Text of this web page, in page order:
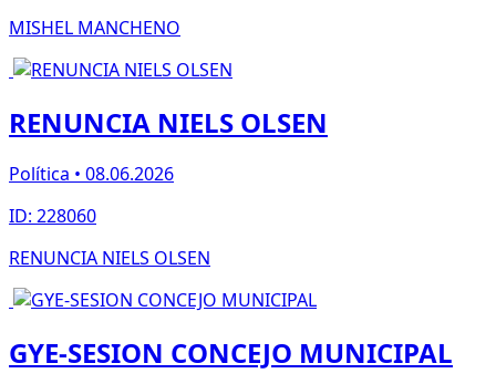
MISHEL MANCHENO
RENUNCIA NIELS OLSEN
Política • 08.06.2026
ID: 228060
RENUNCIA NIELS OLSEN
GYE-SESION CONCEJO MUNICIPAL